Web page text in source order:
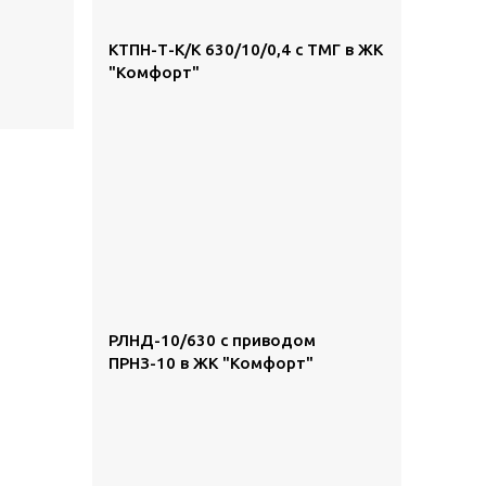
КТПН-Т-К/К 630/10/0,4 с ТМГ в ЖК
"Комфорт"
РЛНД-10/630 с приводом
ПРНЗ-10 в ЖК "Комфорт"